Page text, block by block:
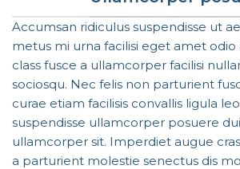
Accumsan ridiculus suspendisse ut
metus mi urna facilisi eget amet
class fusce a ullamcorper facilisi
sociosqu. Nec felis non parturient
curae etiam facilisis convallis ligula
suspendisse ullamcorper posuere
ullamcorper sit. Imperdiet augue
a parturient molestie senectus dis